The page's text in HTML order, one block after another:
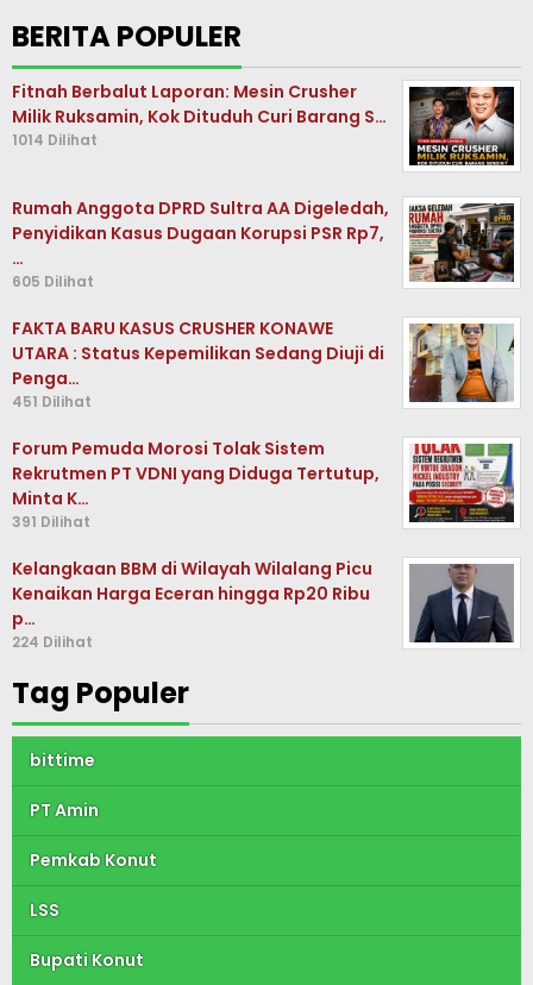
BERITA POPULER
Fitnah Berbalut Laporan: Mesin Crusher
Milik Ruksamin, Kok Dituduh Curi Barang S…
1014 Dilihat
Rumah Anggota DPRD Sultra AA Digeledah,
Penyidikan Kasus Dugaan Korupsi PSR Rp7,
…
605 Dilihat
FAKTA BARU KASUS CRUSHER KONAWE
UTARA : Status Kepemilikan Sedang Diuji di
Penga…
451 Dilihat
Forum Pemuda Morosi Tolak Sistem
Rekrutmen PT VDNI yang Diduga Tertutup,
Minta K…
391 Dilihat
Kelangkaan BBM di Wilayah Wilalang Picu
Kenaikan Harga Eceran hingga Rp20 Ribu
p…
224 Dilihat
Tag Populer
bittime
PT Amin
Pemkab Konut
LSS
Bupati Konut